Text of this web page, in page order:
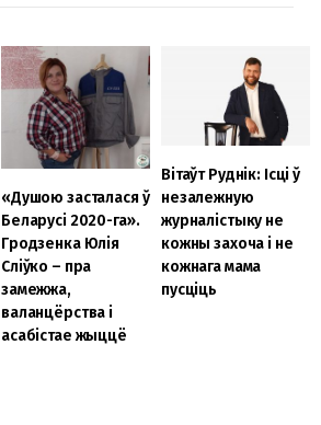
«Душою засталася ў
Беларусі 2020-га».
Гродзенка Юлія
Сліўко – пра
замежжа,
валанцёрства і
асабістае жыццё
Вітаўт Руднік: Ісці ў
незалежную
журналістыку не
кожны захоча і не
кожнага мама
пусціць